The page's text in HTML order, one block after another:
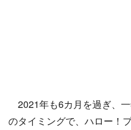
2021年も6カ月を過ぎ、
のタイミングで、ハロー！